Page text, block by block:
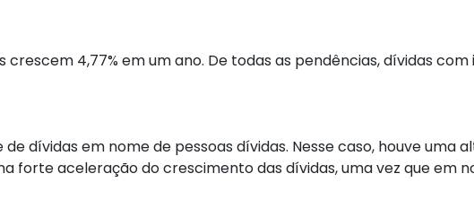
4,77% em um ano. De todas as pendências, dívidas
dívidas em nome de pessoas dívidas. Nesse caso, houve uma
forte aceleração do crescimento das dívidas, uma vez que em